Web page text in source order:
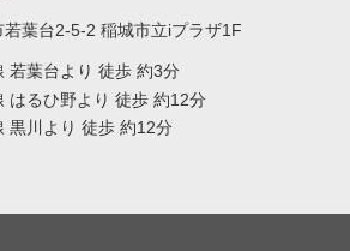
葉台2-5-2 稲城市立iプラザ1F
若葉台より 徒歩 約3分
はるひ野より 徒歩 約12分
黒川より 徒歩 約12分